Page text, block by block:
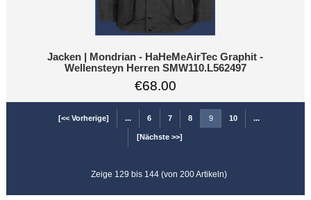
Jacken | Mondrian - HaHeMeAirTec Graphit -
Wellensteyn Herren SMW110.L562497
€68.00
[<< Vorherige] ... 6 7 8 9 10 ...
[Nächste >>]
Zeige 129 bis 144 (von 200 Artikeln)